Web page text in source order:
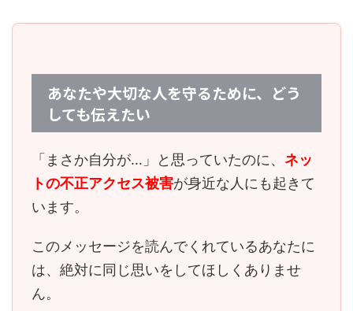
あなたや大切な人を守るために、どう
しても伝えたい
「まさか自分が…」と思っていたのに、 ネッ
トの不正アクセス被害が身近な人にも起きて
います。
このメッセージを読んでくれているあなたに
は、 絶対に同じ思いをしてほしくありませ
ん。